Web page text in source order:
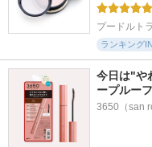
プードルト
ランキングIN
今日は"や
ープルー
3650（san